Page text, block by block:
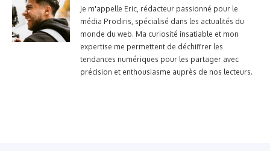
Je m'appelle Eric, rédacteur passionné pour le
média Prodiris, spécialisé dans les actualités du
monde du web. Ma curiosité insatiable et mon
expertise me permettent de déchiffrer les
tendances numériques pour les partager avec
précision et enthousiasme auprès de nos lecteurs.